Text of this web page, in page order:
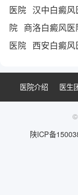
医院 汉中白癜风
院 商洛白癜风医
医院 西安白癜
医院介绍 医生
陕ICP备